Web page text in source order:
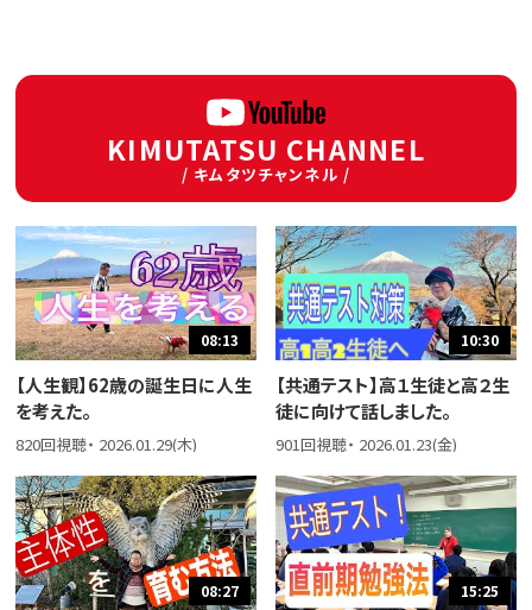
KIMUTATSU CHANNEL
/ キムタツチャンネル /
08:13
【人生観】62歳の誕生日に人生
を考えた。
820回視聴・ 2026.01.29(木)
10:30
【共通テスト】高１生徒と高２生
徒に向けて話しました。
901回視聴・ 2026.01.23(金)
08:27 15:25